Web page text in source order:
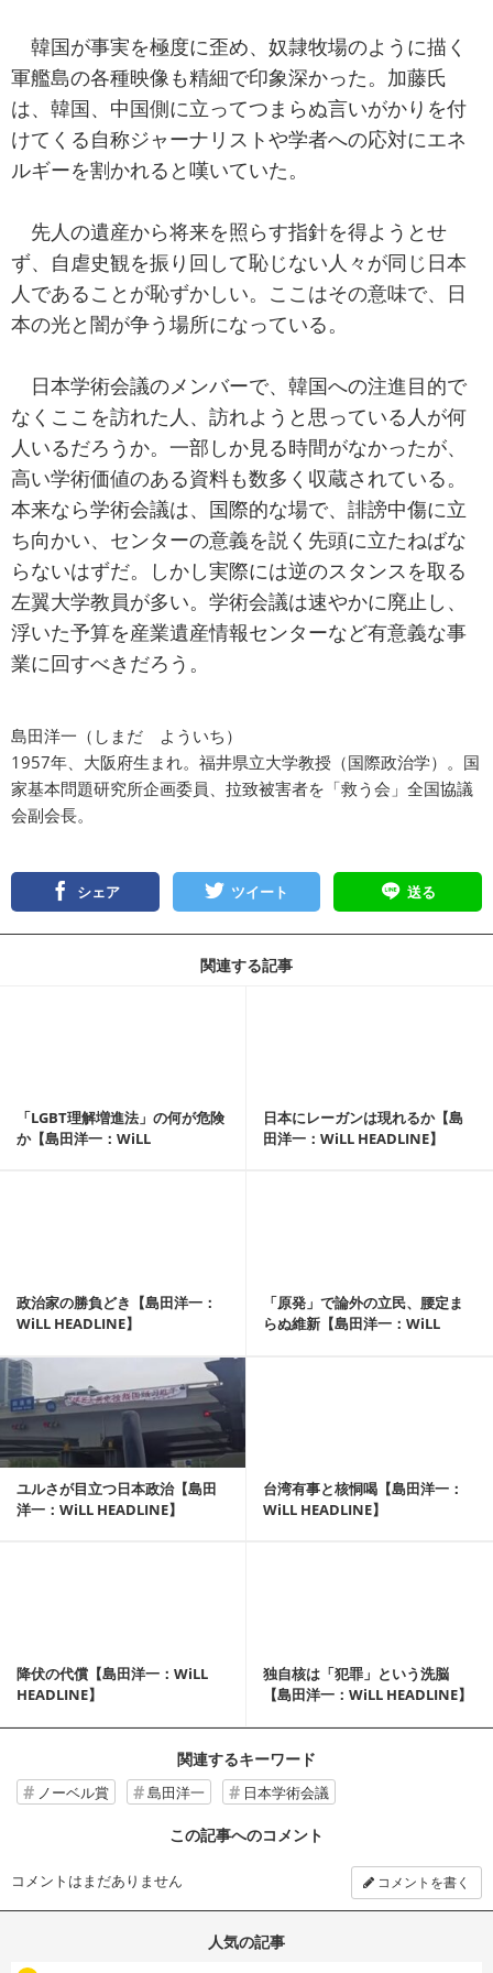
韓国が事実を極度に歪め、奴隷牧場のように描く
軍艦島の各種映像も精細で印象深かった。加藤氏
は、韓国、中国側に立ってつまらぬ言いがかりを付
けてくる自称ジャーナリストや学者への応対にエネ
ルギーを割かれると嘆いていた。
先人の遺産から将来を照らす指針を得ようとせ
ず、自虐史観を振り回して恥じない人々が同じ日本
人であることが恥ずかしい。ここはその意味で、日
本の光と闇が争う場所になっている。
日本学術会議のメンバーで、韓国への注進目的で
なくここを訪れた人、訪れようと思っている人が何
人いるだろうか。一部しか見る時間がなかったが、
高い学術価値のある資料も数多く収蔵されている。
本来なら学術会議は、国際的な場で、誹謗中傷に立
ち向かい、センターの意義を説く先頭に立たねばな
らないはずだ。しかし実際には逆のスタンスを取る
左翼大学教員が多い。学術会議は速やかに廃止し、
浮いた予算を産業遺産情報センターなど有意義な事
業に回すべきだろう。
島田洋一（しまだ よういち）
1957年、大阪府生まれ。福井県立大学教授（国際政治学）。国
家基本問題研究所企画委員、拉致被害者を「救う会」全国協議
会副会長。
シェア ツイート 送る
関連する記事
「LGBT理解増進法」の何が危険
か【島田洋一：WiLL
日本にレーガンは現れるか【島
田洋一：WiLL HEADLINE】
政治家の勝負どき【島田洋一：
WiLL HEADLINE】
「原発」で論外の立民、腰定ま
らぬ維新【島田洋一：WiLL
ユルさが目立つ日本政治【島田
洋一：WiLL HEADLINE】
台湾有事と核恫喝【島田洋一：
WiLL HEADLINE】
記事を読む
降伏の代償【島田洋一：WiLL
HEADLINE】
独自核は「犯罪」という洗脳
【島田洋一：WiLL HEADLINE】
関連するキーワード
ノーベル賞 島田洋一 日本学術会議
この記事へのコメント
コメントはまだありません コメントを書く
人気の記事